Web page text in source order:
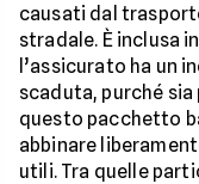
causati dal
stradale. È inclusa
l’assicurato ha un
scaduta, purché
questo pacchetto
abbinare
utili. Tra quelle